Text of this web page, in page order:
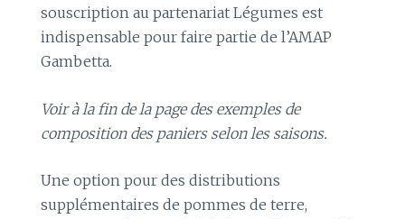
souscription au partenariat Légumes est
indispensable pour faire partie de l’AMAP
Gambetta.
Voir à la fin de la page des exemples de
composition des paniers selon les saisons.
Une option pour des distributions
supplémentaires de pommes de terre,